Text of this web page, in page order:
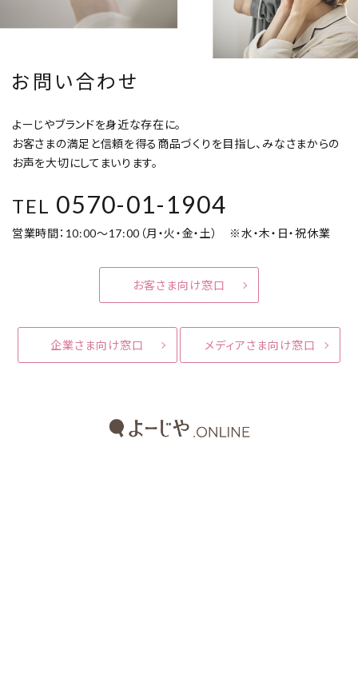
お問い合わせ
よーじやブランドを身近な存在に。
お客さまの満足と信頼を得る商品づくりを目指し、みなさまからの
お声を大切にしてまいります。
TEL 0570-01-1904
営業時間：10:00～17:00（月・火・金・土） ※水・木・日・祝休業
お客さま向け窓口
企業さま向け窓口 メディアさま向け窓口